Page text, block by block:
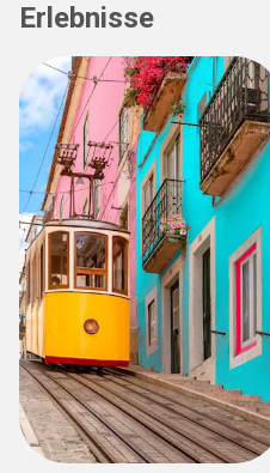
Erlebnisse